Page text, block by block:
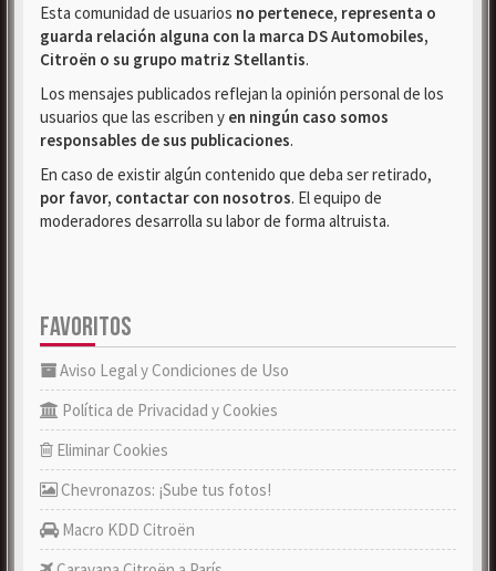
Esta comunidad de usuarios no pertenece, representa o
guarda relación alguna con la marca DS Automobiles,
Citroën o su grupo matriz Stellantis.
Los mensajes publicados reflejan la opinión personal de los
usuarios que las escriben y en ningún caso somos
responsables de sus publicaciones.
En caso de existir algún contenido que deba ser retirado,
por favor, contactar con nosotros. El equipo de
moderadores desarrolla su labor de forma altruista.
FAVORITOS
Aviso Legal y Condiciones de Uso
Política de Privacidad y Cookies
Eliminar Cookies
Chevronazos: ¡Sube tus fotos!
Macro KDD Citroën